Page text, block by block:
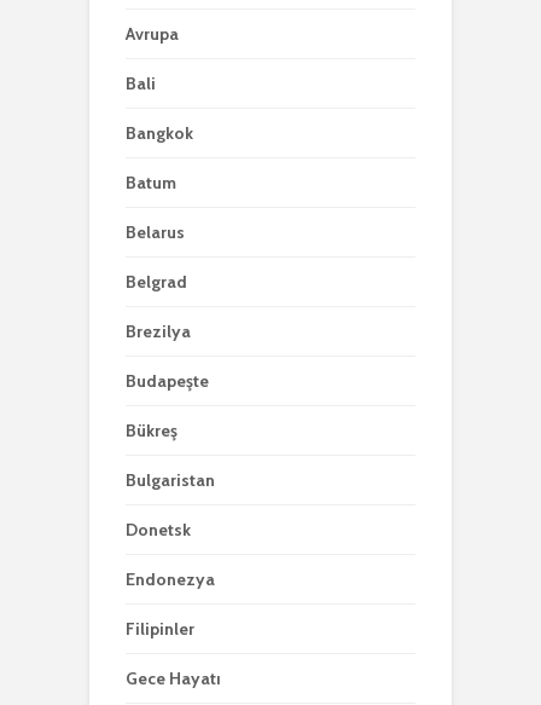
Avrupa
Bali
Bangkok
Batum
Belarus
Belgrad
Brezilya
Budapeşte
Bükreş
Bulgaristan
Donetsk
Endonezya
Filipinler
Gece Hayatı